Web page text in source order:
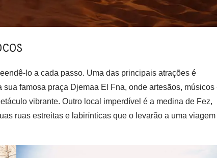
lo a cada passo. Uma das principais atrações é
sua famosa praça Djemaa El Fna, onde artesãos, músicos
vibrante. Outro local imperdível é a medina de Fez,
ruas estreitas e labirínticas que o levarão a uma viagem